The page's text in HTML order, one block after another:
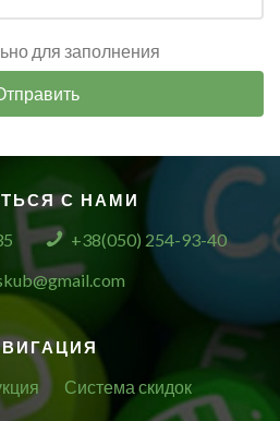
для заполнения
С НАМИ
+38(050) 254-93-40
Система скидок